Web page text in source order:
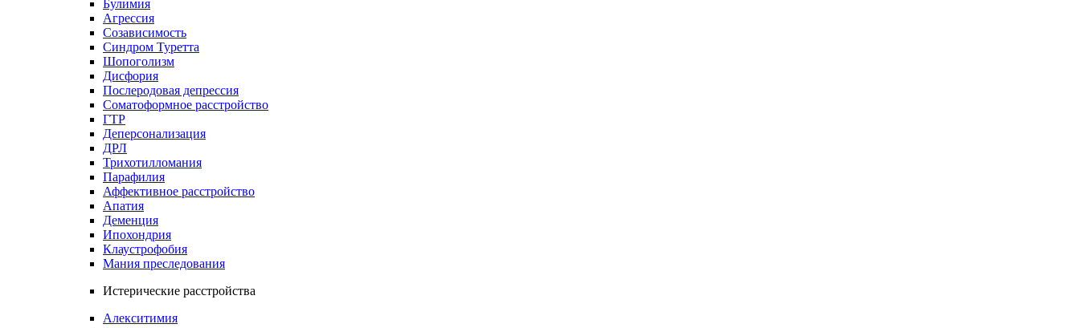
Булимия
Агрессия
Созависимость
Синдром Туретта
Шопоголизм
Дисфория
Послеродовая депрессия
Соматоформное расстройство
ГТР
Деперсонализация
ДРЛ
Трихотилломания
Парафилия
Аффективное расстройство
Апатия
Деменция
Ипохондрия
Клаустрофобия
Мания преследования
Истерические расстройства
Алекситимия